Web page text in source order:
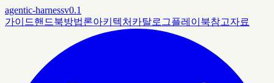
agentic-harnessv0.1
가이드핸드북방법론아키텍처 카탈로그플레이북참고자료